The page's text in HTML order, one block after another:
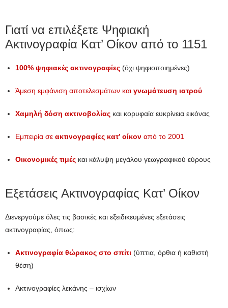
Γιατί να επιλέξετε Ψηφιακή
Ακτινογραφία Κατ’ Οίκον από το 1151
100% ψηφιακές ακτινογραφίες (όχι ψηφιοποιημένες)
Άμεση εμφάνιση αποτελεσμάτων και γνωμάτευση ιατρού
Χαμηλή δόση ακτινοβολίας και κορυφαία ευκρίνεια εικόνας
Εμπειρία σε ακτινογραφίες κατ’ οίκον από το 2001
Οικονομικές τιμές και κάλυψη μεγάλου γεωγραφικού εύρους
Εξετάσεις Ακτινογραφίας Κατ’ Οίκον
Διενεργούμε όλες τις βασικές και εξειδικευμένες εξετάσεις
ακτινογραφίας, όπως:
Ακτινογραφία θώρακος στο σπίτι (ύπτια, όρθια ή καθιστή
θέση)
Ακτινογραφίες λεκάνης – ισχίων